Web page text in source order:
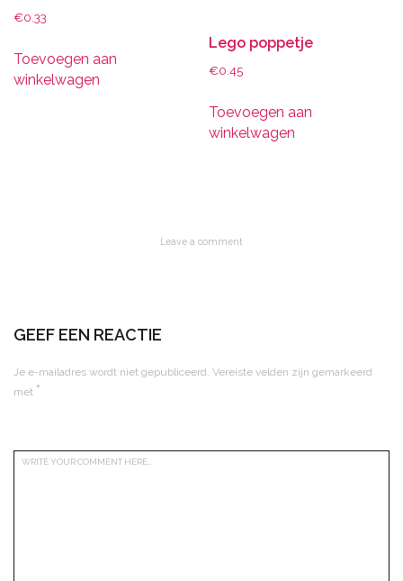
€0.33
Toevoegen aan
winkelwagen
Lego poppetje
€0.45
Toevoegen aan
winkelwagen
Leave a comment
GEEF EEN REACTIE
Je e-mailadres wordt niet gepubliceerd. Vereiste velden zijn gemarkeerd
met *